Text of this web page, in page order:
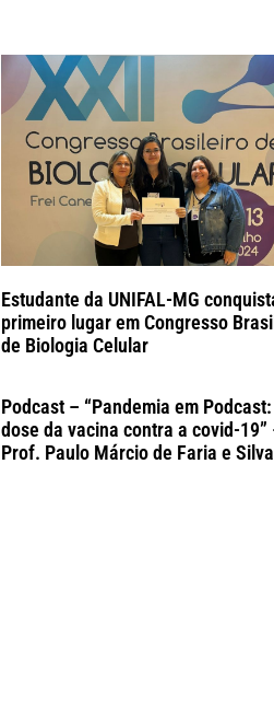
Estudante da UNIFAL-MG
primeiro lugar em Congresso
de Biologia Celular
Podcast – “Pandemia em Podcast:
dose da vacina contra a covid-19”
Prof. Paulo Márcio de Faria e Silva